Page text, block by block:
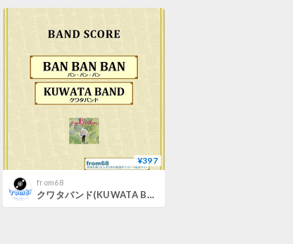
¥397
from68
クワタバンド(KUWATA BAND) 桑田佳祐 / BAN BAN BAN バンド・スコア(TAB譜) 楽譜 from68